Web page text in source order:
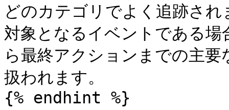
どのカテゴリでよく追跡さ
対象となるイベントである
ら最終アクションまでの主
扱われます。
{% endhint %}